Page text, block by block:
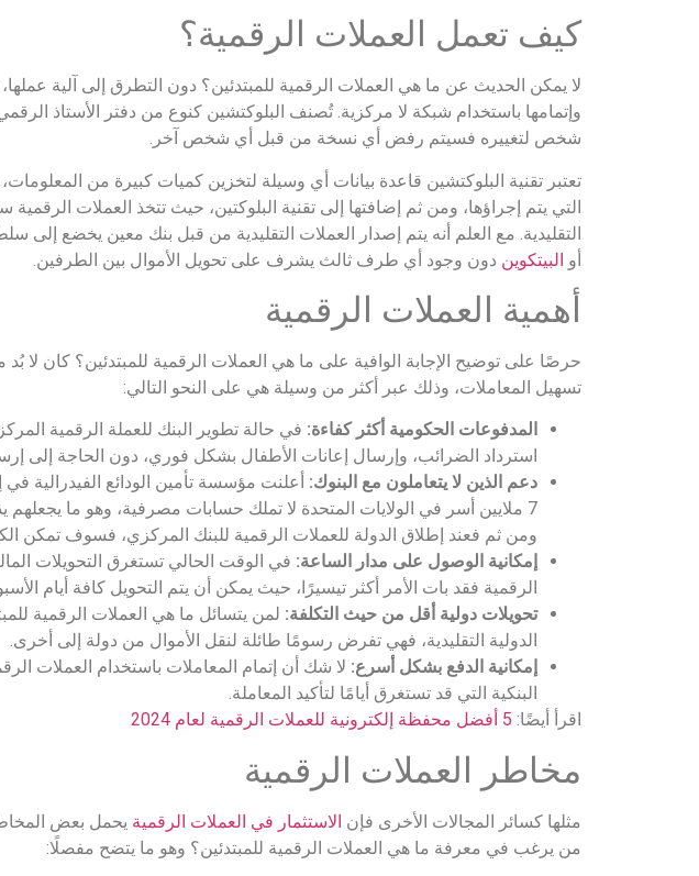
كيف تعمل العملات الرقمية؟
لا يمكن الحديث عن ما هي العملات الرقمية للمبتدئين؟ دون التطرق إلى آلية
وإتمامها باستخدام شبكة لا مركزية. تُصنف البلوكتشين كنوع من دفتر الأستاذ
شخص لتغييره فسيتم رفض أي نسخة من قبل أي شخص آخر.
تعتبر تقنية البلوكتشين قاعدة بيانات أي وسيلة لتخزين كميات كبيرة من
التي يتم إجراؤها، ومن ثم إضافتها إلى تقنية البلوكتين، حيث تتخذ العملات
التقليدية. مع العلم أنه يتم إصدار العملات التقليدية من قبل بنك معين يخضع إلى
أو البيتكوين دون وجود أي طرف ثالث يشرف على تحويل الأموال بين الطرفين.
أهمية العملات الرقمية
حرصًا على توضيح الإجابة الوافية على ما هي العملات الرقمية للمبتدئين؟ كان لا
تسهيل المعاملات، وذلك عبر أكثر من وسيلة هي على النحو التالي:
المدفوعات الحكومية أكثر كفاءة: في حالة تطوير البنك للعملة الرقمية
استرداد الضرائب، وإرسال إعانات الأطفال بشكل فوري، دون الحاجة إلى
دعم الذين لا يتعاملون مع البنوك:
7 ملايين أسر في الولايات المتحدة لا تملك حسابات مصرفية، وهو ما
ومن ثم فعند إطلاق الدولة للعملات الرقمية للبنك المركزي، فسوف تمكن
إمكانية الوصول على مدار الساعة: في الوقت الحالي تستغرق التحويلات
الرقمية فقد بات الأمر أكثر تيسيرًا، حيث يمكن أن يتم التحويل كافة أيام الأسبوع على مدار 24 ساعة
تحويلات دولية أقل من حيث التكلفة: لمن يتسائل ما هي العملات الرقمية
الدولية التقليدية، فهي تفرض رسومًا طائلة لنقل الأموال من دولة إلى أخرى.
إمكانية الدفع بشكل أسرع: لا شك أن إتمام المعاملات باستخدام العملات
البنكية التي قد تستغرق أيامًا لتأكيد المعاملة.
اقرأ أيضًا: 5 أفضل محفظة إلكترونية للعملات الرقمية لعام 2024
مخاطر العملات الرقمية
مثلها كسائر المجالات الأخرى فإن الاستثمار في العملات الرقمية يحمل بعض
من يرغب في معرفة ما هي العملات الرقمية للمبتدئين؟ وهو ما يتضح مفصلًا: